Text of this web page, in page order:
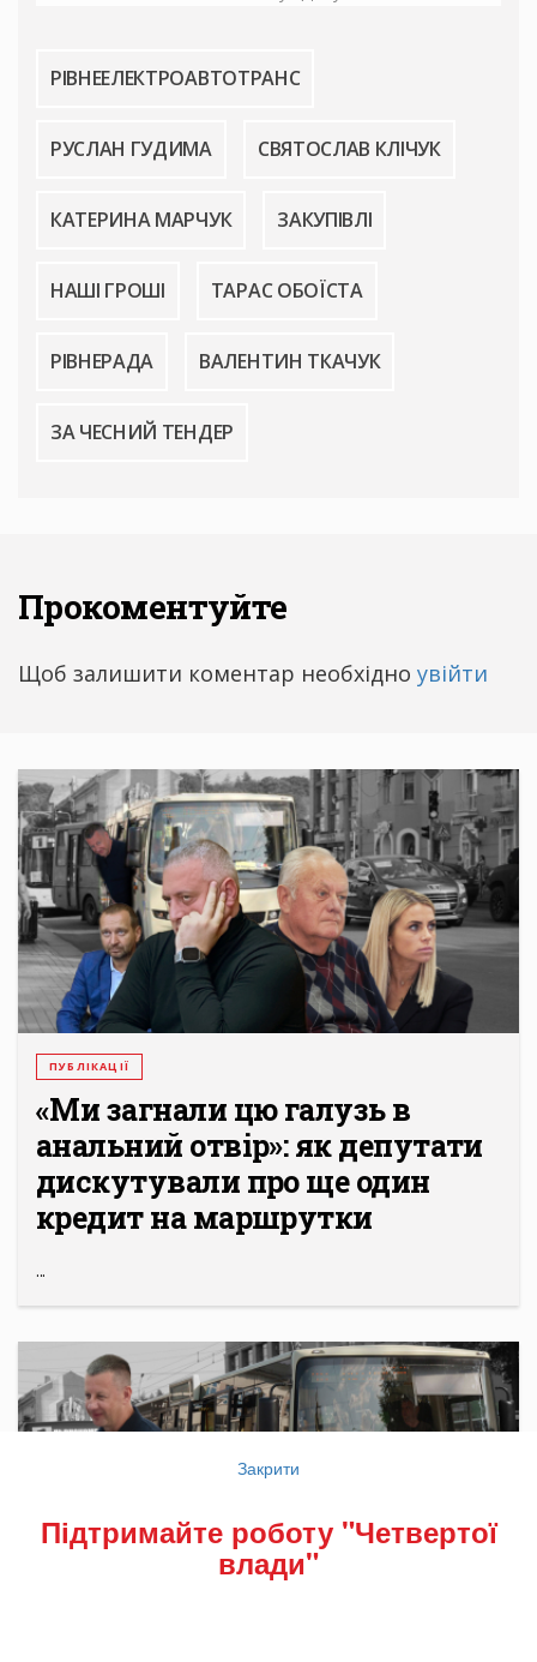
РІВНЕЕЛЕКТРОАВТОТРАНС
РУСЛАН ГУДИМА СВЯТОСЛАВ КЛІЧУК
КАТЕРИНА МАРЧУК ЗАКУПІВЛІ
НАШІ ГРОШІ ТАРАС ОБОЇСТА
РІВНЕРАДА ВАЛЕНТИН ТКАЧУК
ЗА ЧЕСНИЙ ТЕНДЕР
Прокоментуйте
Щоб залишити коментар необхідно увійти
ПУБЛІКАЦІЇ
«Ми загнали цю галузь в
анальний отвір»: як депутати
дискутували про ще один
кредит на маршрутки
...
Закрити
Підтримайте роботу "Четвертої
влади"